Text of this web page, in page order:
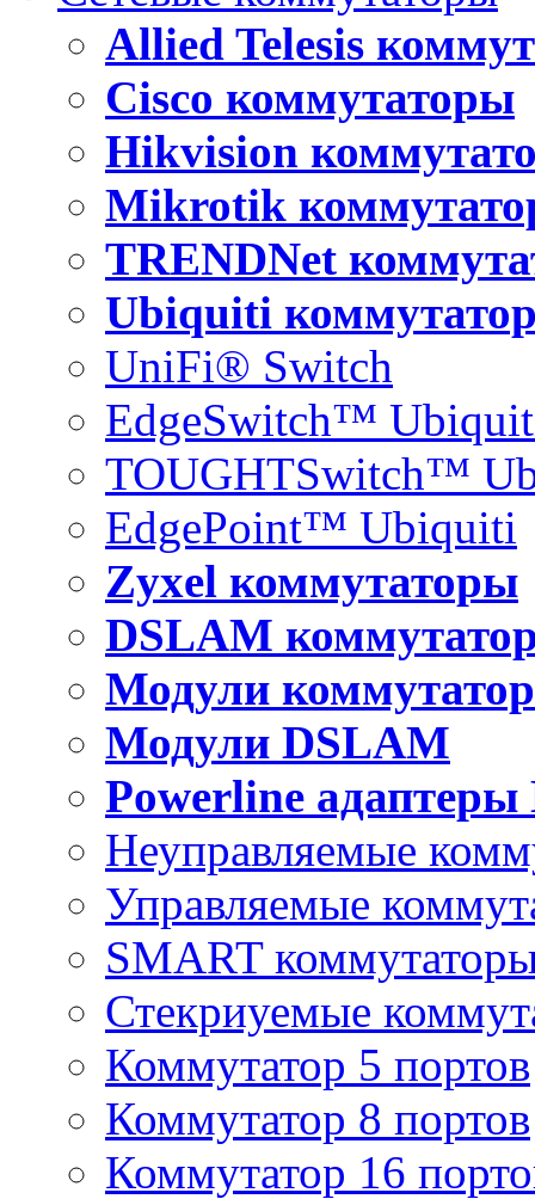
Allied Telesis
Cisco коммутаторы
Hikvision
Mikrotik
TRENDNet
Ubiquiti
UniFi® Switch
EdgeSwitch™
TOUGHTSwitch™
EdgePoint™ Ubiquiti
Zyxel коммутаторы
DSLAM
Модули
Модули DSLAM
Powerline адаптеры
Неуправляемые
Управляемые
SMART
Стекриуемые
Коммутатор 5 портов
Коммутатор 8 портов
Коммутатор 16